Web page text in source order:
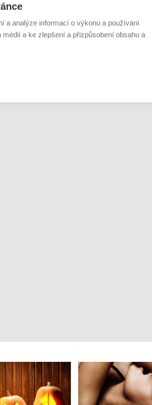
a analýze informací o výkonu a používání
a ke zlepšení a přizpůsobení obsahu a